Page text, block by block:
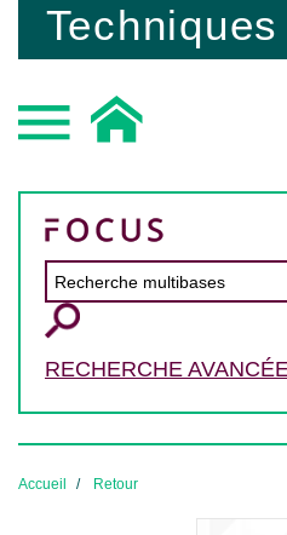
RECHERCHE
Accueil Retour